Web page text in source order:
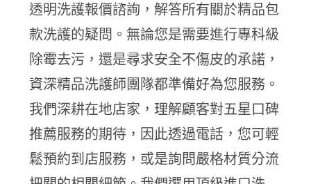
透明洗護報價諮詢，解答所有關於精品包
款洗護的疑問。無論您是需要進行專科級
除霉去污，還是尋求安全不傷皮的承諾，
資深精品洗護師團隊都準備好為您服務。
我們深耕在地店家，理解顧客對五星口碑
推薦服務的期待，因此透過電話，您可輕
鬆預約到店服務，或是詢問嚴格材質分流